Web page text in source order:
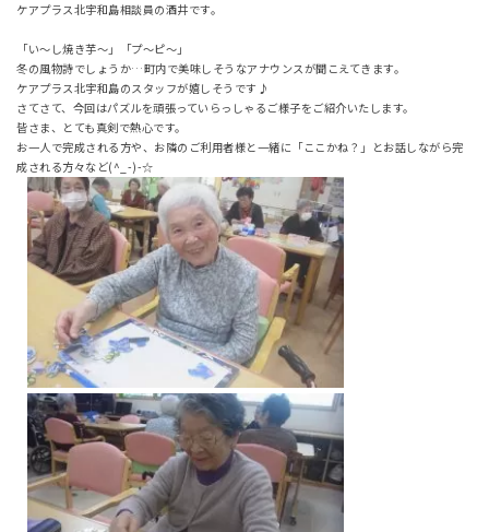
お問い合わせ
ケアプラス北宇和島相談員の酒井です。
「い～し焼き芋～」「プ～ピ～」
冬の風物詩でしょうか…町内で美味しそうなアナウンスが聞こえてきます。
ケアプラス北宇和島のスタッフが嬉しそうです♪
さてさて、今回はパズルを頑張っていらっしゃるご様子をご紹介いたします。
皆さま、とても真剣で熱心です。
お一人で完成される方や、お隣のご利用者様と一緒に「ここかね？」とお話しながら完
成される方々など(^_-)-☆